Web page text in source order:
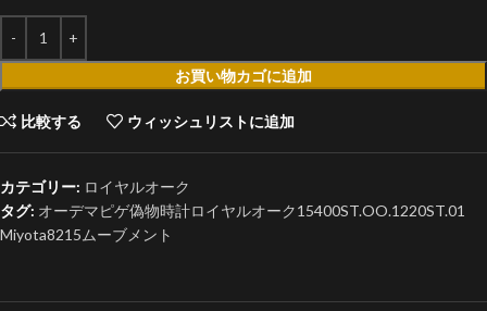
お買い物カゴに追加
比較する ウィッシュリストに追加
カテゴリー: ロイヤルオーク
タグ: オーデマピゲ偽物時計ロイヤルオーク15400ST.OO.1220ST.01
Miyota8215ムーブメント